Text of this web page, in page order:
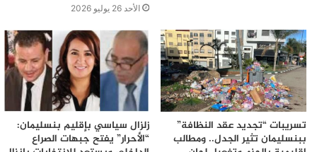
الأحد 26 يوليو 2026
تسريبات “تجديد عقد النظافة”
ببنسليمان تثير الجدل.. ومطالب
زلزال سياسي بإقليم بنسليمان:
“الأحرار” يفتح جبهات الصراع